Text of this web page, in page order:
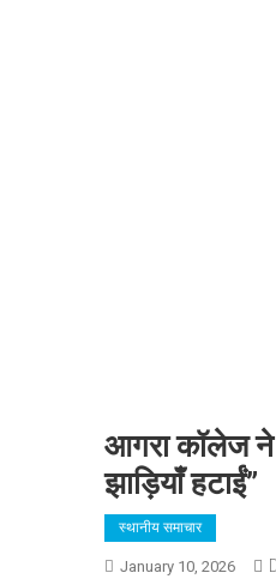
आगरा कॉलेज ने
झाड़ियाँ हटाईं”
स्थानीय समाचार
January 10, 2026